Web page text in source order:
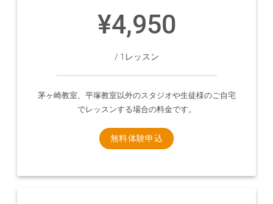
¥4,950
/ 1レッスン
茅ヶ崎教室、平塚教室以外のスタジオや生徒様のご自宅
でレッスンする場合の料金です。
無料体験申込